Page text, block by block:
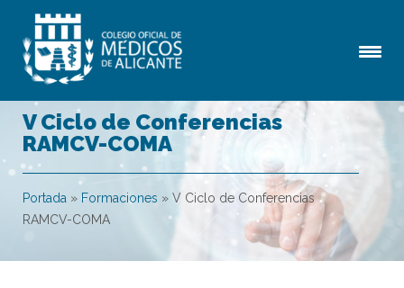
V Ciclo de Conferencias
RAMCV-COMA
Portada » Formaciones » V Ciclo de Conferencias
RAMCV-COMA